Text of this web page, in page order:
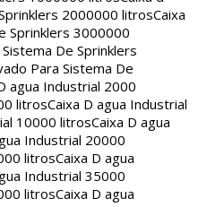
2000000 litrosCaixa
Sprinklers 3000000
De Sprinklers
Para Sistema De
agua Industrial 2000
litrosCaixa D agua Industrial
10000 litrosCaixa D agua
Industrial 20000
litrosCaixa D agua
Industrial 35000
litrosCaixa D agua